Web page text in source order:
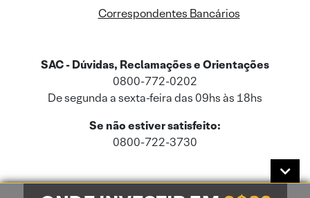
Correspondentes Bancários
SAC - Dúvidas, Reclamações e Orientações
0800-772-0202
De segunda a sexta-feira das 09hs às 18hs
Se não estiver satisfeito:
0800-722-3730